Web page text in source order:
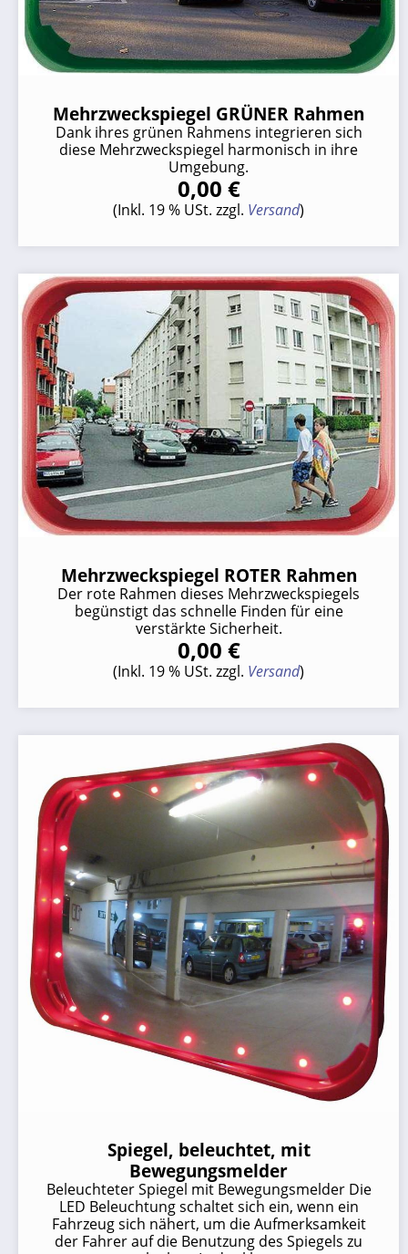
Mehrzweckspiegel GRÜNER Rahmen
Dank ihres grünen Rahmens integrieren sich
diese Mehrzweckspiegel harmonisch in ihre
Umgebung.
0,00 €
(Inkl. 19 % USt. zzgl. Versand)
Mehrzweckspiegel ROTER Rahmen
Der rote Rahmen dieses Mehrzweckspiegels
begünstigt das schnelle Finden für eine
verstärkte Sicherheit.
0,00 €
(Inkl. 19 % USt. zzgl. Versand)
Spiegel, beleuchtet, mit
Bewegungsmelder
Beleuchteter Spiegel mit Bewegungsmelder Die
LED Beleuchtung schaltet sich ein, wenn ein
Fahrzeug sich nähert, um die Aufmerksamkeit
der Fahrer auf die Benutzung des Spiegels zu